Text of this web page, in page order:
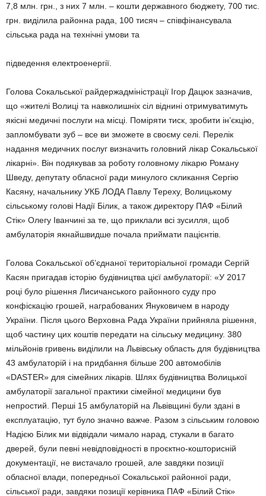
7,8 млн. грн., з них 7 млн. – кошти державного бюдже­ту, 700 тис.
грн. виділила районна рада, 100 тисяч – співфінансувала
сільська рада на технічні умови та
підведення електроенергії.
Голова Сокальської райдержад­міністрації Ігор Дацюк зазначив,
що «жителі Волиці та навколишніх сіл віднині отримуватимуть
якісні медичні послуги на місці. Поміряти тиск, зробити ін’єкцію,
запломбува­ти зуб – все ви зможете в своєму селі. Перелік
надання медичних послуг визначить головний лікар Сокальської
лікарні». Він подяку­вав за роботу головному лікарю Роману
Шведу, депутату обласної ради минулого скликання Сергію
Касяну, начальнику УКБ ЛОДА Павлу Тереху, Волицькому
сільському голові Надії Білик, а також директору ПАФ «Білий
Стік» Олегу Іванчині за те, що приклали всі зу­силля, щоб
амбулаторія якнай­швидше почала приймати паці­єнтів.
Голова Сокальської об’єднаної територіальної громади Сергій
Ка­сян пригадав історію будівництва цієї амбулаторії: «У 2017
році було рішення Лисичанського районного суду про
конфіскацію грошей, на­грабованих Януковичем в народу
України. Після цього Верховна Рада України прийняла рішення,
щоб частину цих коштів передати на сільську медицину. 380
мільйо­нів гривень виділили на Львівську область для будівництва
43 амбу­латорій і на придбання більше 200 автомобілів
«DASTER» для сімей­них лікарів. Шлях будівництва Во­лицької
амбулаторії загальної прак­тики сімейної медицини був
непростий. Перші 15 амбулаторій на Львівщині були здані в
експлуата­цію, тут було значно важче. Разом з сільським головою
Надією Білик ми відвідали чимало нарад, стука­ли в багато
дверей, були певні не­відповідності в проєктно-кошторис­ній
документації, не вистачало грошей, але завдяки позиції
обласної влади, попередньої Сокаль­ської районної ради,
сільської ра­ди, завдяки позиції керівника ПАФ «Білий Стік»